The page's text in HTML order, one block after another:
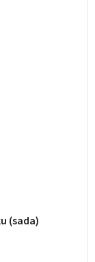
(sada)